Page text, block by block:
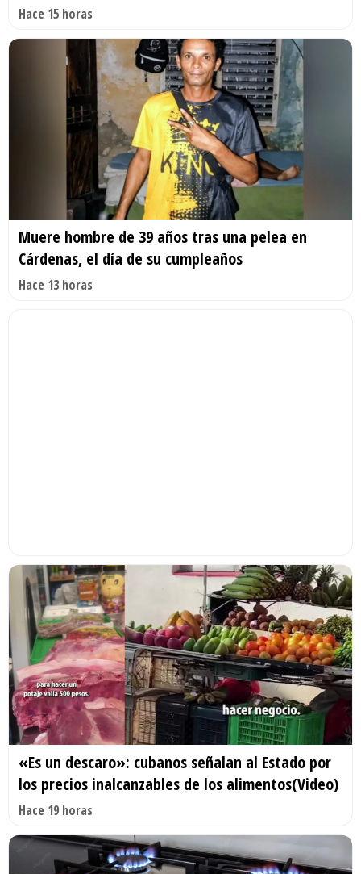
Hace 15 horas
Muere hombre de 39 años tras una pelea en
Cárdenas, el día de su cumpleaños
Hace 13 horas
«Es un descaro»: cubanos señalan al Estado por
los precios inalcanzables de los alimentos(Video)
Hace 19 horas